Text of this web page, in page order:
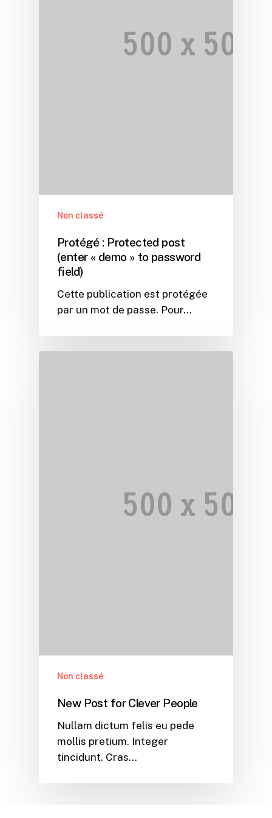
Non classé
Protégé : Protected post
(enter « demo » to password
field)
Cette publication est protégée
par un mot de passe. Pour…
Non classé
New Post for Clever People
Nullam dictum felis eu pede
mollis pretium. Integer
tincidunt. Cras…